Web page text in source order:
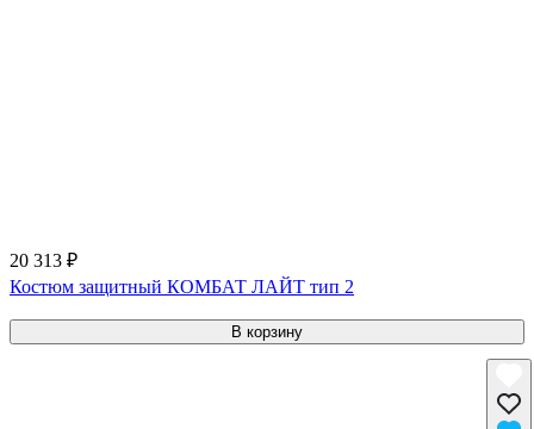
20 313 ₽
Костюм защитный КОМБАТ ЛАЙТ тип 2
В корзину